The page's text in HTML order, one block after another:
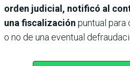
orden judicial, notificó al
una fiscalización puntual para
o no de una eventual